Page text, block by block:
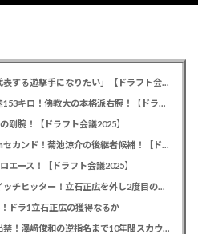
カープドラ6西川篤夢！「日本を代表する遊撃手になりたい」【ドラフト会議2025】
カープドラ5赤木晴哉！191cm最速153キロ！佛教大の本格派右腕！【ドラフト会議2025】
剛腕！【ドラフト会議2025】
カープドラ3勝田成！近畿大163cmセカンド！菊池涼介の後継者候補！【ドラフト会議2025】
エース！【ドラフト会議2025】
カープドラ1平川蓮！187cmのスイッチヒッター！立石正広を外し2度目の重複も新井監督がクジを引き当てる！【ドラフト会議2025】
ドラ1立石正広の獲得なるか
緒方孝市カープドラ3指名で青学出禁！澤﨑俊和の逆指名まで10年間スカウト出禁